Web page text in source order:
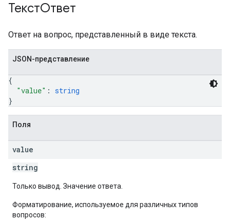
ТекстОтвет
Ответ на вопрос, представленный в виде текста.
JSON-представление
{
"value" : string
}
Поля
value
string
Только вывод. Значение ответа.
Форматирование, используемое для различных типов
вопросов: